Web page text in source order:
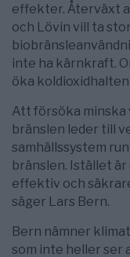
effekter. Återväxt
och Lövin vill ta
inte ha kärnkraft.
öka
Att försöka minska
bränslen leder till
samhällssystem
bränslen. Istället
effektiv och
säger Lars Bern.
Bern nämner
som inte heller ser